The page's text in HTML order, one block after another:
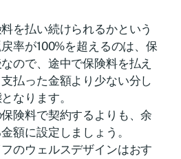
を払い続けられるかという
率が100%を超えるのは、保
ので、途中で保険料を払え
払った金額より少ない分し
なります。
険料で契約するよりも、余
額に設定しましょう。
のウェルスデザインはおす